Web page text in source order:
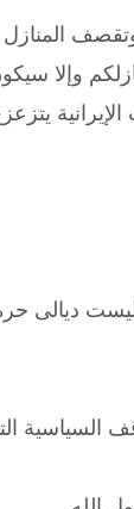
المنازل
وإلا
ديالى